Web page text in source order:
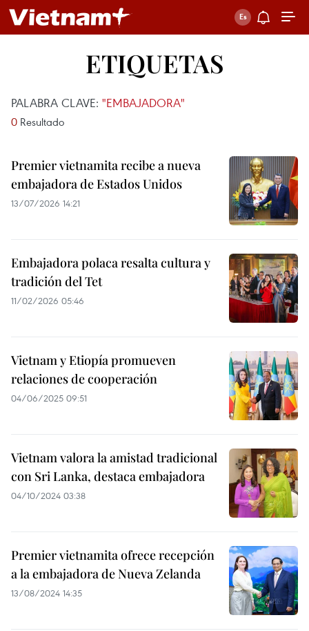
ETIQUETAS
PALABRA CLAVE: "EMBAJADORA"
0 Resultado
Premier vietnamita recibe a nueva
embajadora de Estados Unidos
13/07/2026 14:21
Embajadora polaca resalta cultura y
tradición del Tet
11/02/2026 05:46
Vietnam y Etiopía promueven
relaciones de cooperación
04/06/2025 09:51
Vietnam valora la amistad tradicional
con Sri Lanka, destaca embajadora
04/10/2024 03:38
Premier vietnamita ofrece recepción
a la embajadora de Nueva Zelanda
13/08/2024 14:35